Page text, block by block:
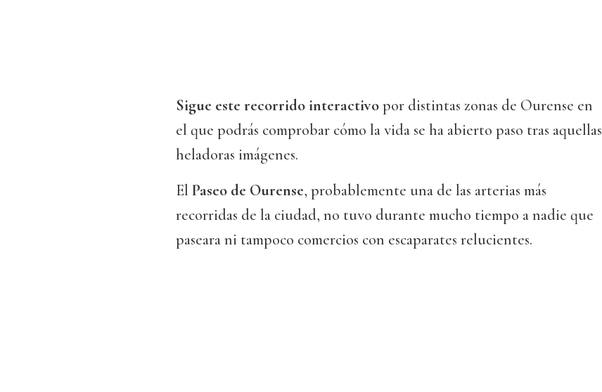
Sigue este recorrido interactivopor distintas zonas de Ourense en
el que podrás comprobar cómo la vida se ha abierto paso tras aquellas
heladoras imágenes.
El Paseo de Ourense, probablemente una de las arterias más
recorridas de la ciudad, no tuvo durante mucho tiempo a nadie que
paseara ni tampoco comercios con escaparates relucientes.